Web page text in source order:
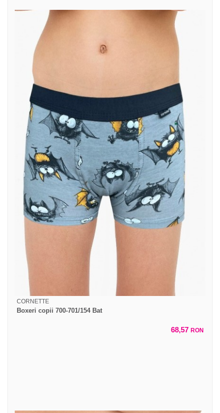
CORNETTE
Boxeri copii 700-701/154 Bat
68,57 RON